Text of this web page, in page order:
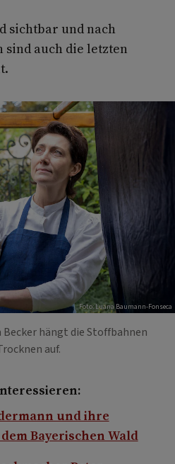
sichtbar und nach
auch die letzten
Foto: Luana Baumann-Fonseca
hängt die Stoffbahnen
auf.
und ihre
Bayerischen Wald